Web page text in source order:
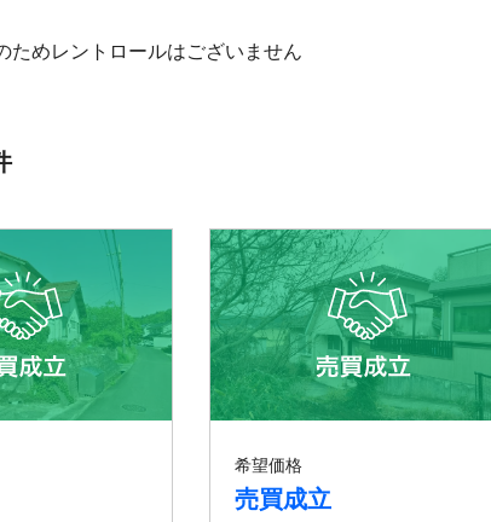
ためレントロールはございません
希望価格
売買成立